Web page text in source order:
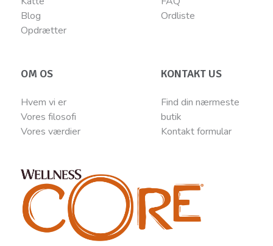
Blog
Opdrætter
Ordliste
OM OS
Hvem vi er
Vores filosofi
Vores værdier
KONTAKT US
Find din nærmeste
butik
Kontaktformular